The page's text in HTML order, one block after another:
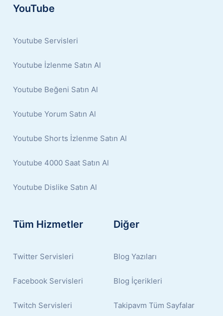
YouTube
Youtube Servisleri
Youtube İzlenme Satın Al
Youtube Beğeni Satın Al
Youtube Yorum Satın Al
Youtube Shorts İzlenme Satın Al
Youtube 4000 Saat Satın Al
Youtube Dislike Satın Al
Tüm Hizmetler
Twitter Servisleri
Facebook Servisleri
Twitch Servisleri
Diğer
Blog Yazıları
Blog İçerikleri
Takipavm Tüm Sayfalar